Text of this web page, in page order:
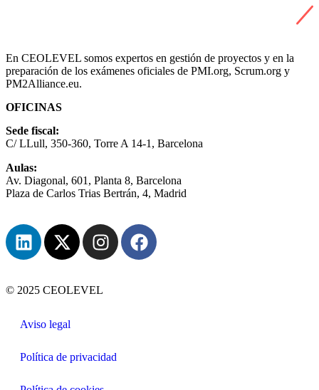
En CEOLEVEL somos expertos en gestión de proyectos y en la
preparación de los exámenes oficiales de PMI.org, Scrum.org y
PM2Alliance.eu.
OFICINAS
Sede fiscal:
C/ LLull, 350-360, Torre A 14-1, Barcelona
Aulas:
Av. Diagonal, 601, Planta 8, Barcelona
Plaza de Carlos Trias Bertrán, 4, Madrid
© 2025 CEOLEVEL
Aviso legal
Política de privacidad